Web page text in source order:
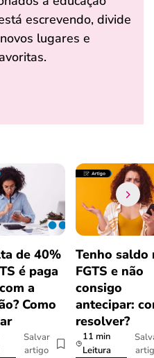
escrevendo, divide
lugares e
de 40%
é paga
a
Como
Salvar
artigo
Tenho saldo
FGTS e não
consigo
antecipar:
resolver?
11 min
Leitura